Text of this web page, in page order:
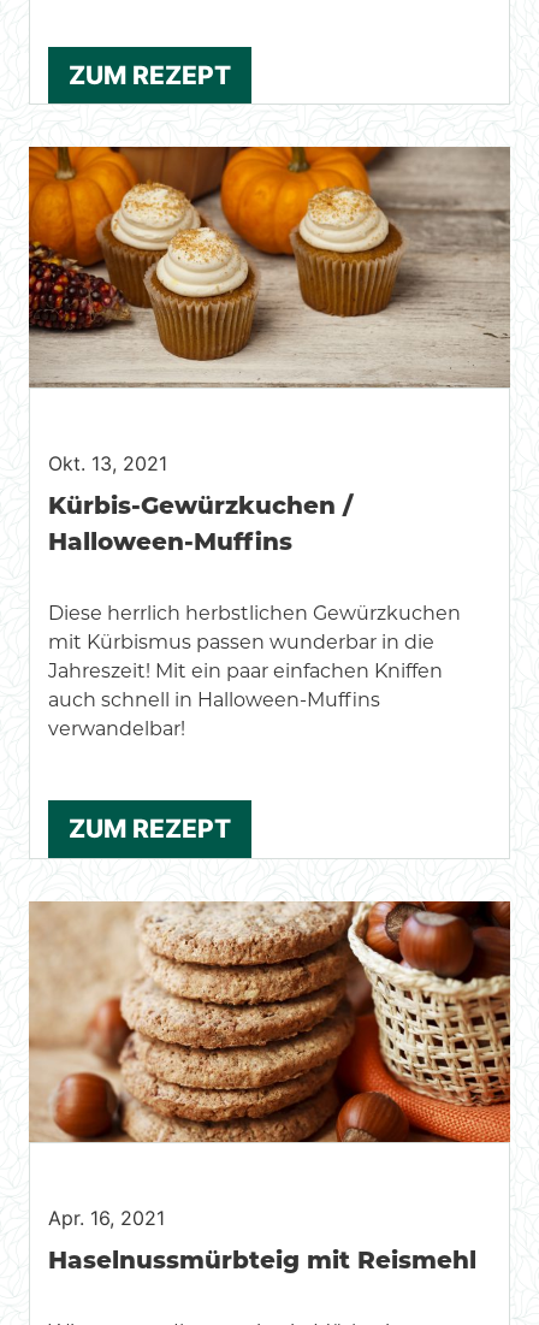
ZUM REZEPT
Okt. 13, 2021
Kürbis-Gewürzkuchen /
Halloween-Muffins
Diese herrlich herbstlichen Gewürzkuchen
mit Kürbismus passen wunderbar in die
Jahreszeit! Mit ein paar einfachen Kniffen
auch schnell in Halloween-Muffins
verwandelbar!
ZUM REZEPT
Apr. 16, 2021
Haselnussmürbteig mit Reismehl